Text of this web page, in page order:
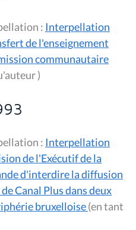
Interpellation : Interpellation
de l'enseignement
communautaire
(en tant qu'auteur )
Interpellation : Interpellation
de l'Exécutif de la
d'interdire la diffusion
Canal Plus dans deux
bruxelloise(en tant